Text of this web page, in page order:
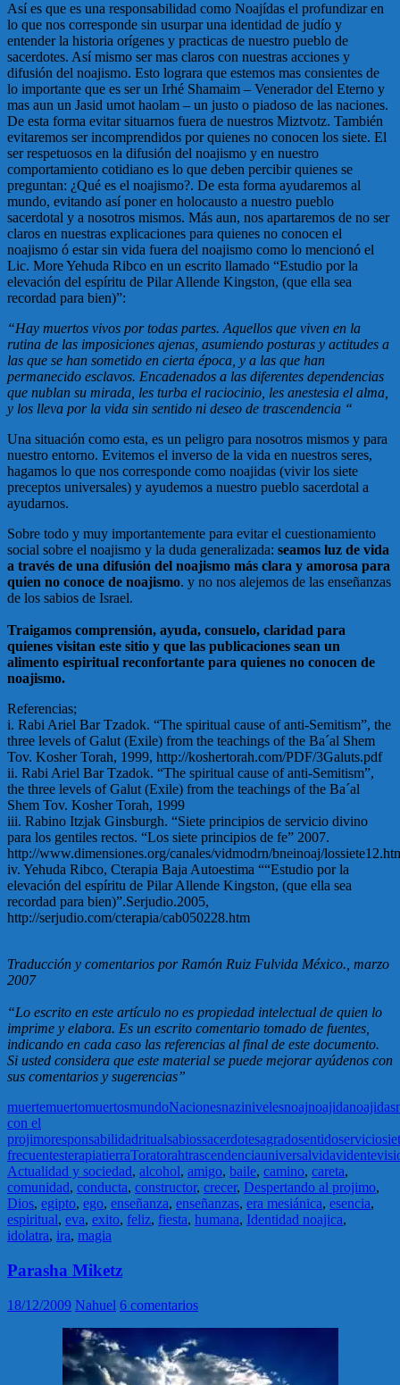
Así es que es una responsabilidad como Noajídas el profundizar en
lo que nos corresponde sin usurpar una identidad de judío y
entender la historia orígenes y practicas de nuestro pueblo de
sacerdotes. Así mismo ser mas claros con nuestras acciones y
difusión del noajismo. Esto lograra que estemos mas consientes de
lo importante que es ser un Irhé Shamaim – Venerador del Eterno y
mas aun un Jasid umot haolam – un justo o piadoso de las naciones.
De esta forma evitar situarnos fuera de nuestros Miztvotz. También
evitaremos ser incomprendidos por quienes no conocen los siete. El
ser respetuosos en la difusión del noajismo y en nuestro
comportamiento cotidiano es lo que deben percibir quienes se
preguntan: ¿Qué es el noajismo?. De esta forma ayudaremos al
mundo, evitando así poner en holocausto a nuestro pueblo
sacerdotal y a nosotros mismos. Más aun, nos apartaremos de no ser
claros en nuestras explicaciones para quienes no conocen el
noajismo ó estar sin vida fuera del noajismo como lo mencionó el
Lic. More Yehuda Ribco en un escrito llamado “Estudio por la
elevación del espíritu de Pilar Allende Kingston, (que ella sea
recordad para bien)”:
“Hay muertos vivos por todas partes. Aquellos que viven en la
rutina de las imposiciones ajenas, asumiendo posturas y actitudes a
las que se han sometido en cierta época, y a las que han
permanecido esclavos. Encadenados a las diferentes dependencias
que nublan su mirada, les turba el raciocinio, les anestesia el alma,
y los lleva por la vida sin sentido ni deseo de trascendencia “
Una situación como esta, es un peligro para nosotros mismos y para
nuestro entorno. Evitemos el inverso de la vida en nuestros seres,
hagamos lo que nos corresponde como noajidas (vivir los siete
preceptos universales) y ayudemos a nuestro pueblo sacerdotal a
ayudarnos.
Sobre todo y muy importantemente para evitar el cuestionamiento
social sobre el noajismo y la duda generalizada: seamos luz de vida
a través de una difusión del noajismo más clara y amorosa para
quien no conoce de noajismo. y no nos alejemos de las enseñanzas
de los sabios de Israel.
Traigamos comprensión, ayuda, consuelo, claridad para
quienes visitan este sitio y que las publicaciones sean un
alimento espiritual reconfortante para quienes no conocen de
noajismo.
Referencias;
i. Rabi Ariel Bar Tzadok. “The spiritual cause of anti-Semitism”, the
three levels of Galut (Exile) from the teachings of the Ba´al Shem
Tov. Kosher Torah, 1999, http://koshertorah.com/PDF/3Galuts.pdf
ii. Rabi Ariel Bar Tzadok. “The spiritual cause of anti-Semitism”,
the three levels of Galut (Exile) from the teachings of the Ba´al
Shem Tov. Kosher Torah, 1999
iii. Rabino Itzjak Ginsburgh. “Siete principios de servicio divino
para los gentiles rectos. “Los siete principios de fe” 2007.
http://www.dimensiones.org/canales/vidmodrn/bneinoaj/
iv. Yehuda Ribco, Cterapia Baja Autoestima ““Estudio por la
elevación del espíritu de Pilar Allende Kingston, (que ella sea
recordad para bien)”.Serjudio.2005,
http://serjudio.com/cterapia/cab050228.htm
Traducción y comentarios por Ramón Ruiz Fulvida México., marzo
2007
“Lo escrito en este artículo no es propiedad intelectual de quien lo
imprime y elabora. Es un escrito comentario tomado de fuentes,
indicando en cada caso las referencias al final de este documento.
Si usted considera que este material se puede mejorar ayúdenos con
sus comentarios y sugerencias”
muertemuertomuertosmundoNacionesnazinivelesnoajnoajidanoajidas
con el
projimoresponsabilidadritualsabiossacerdotesagradosentidoservicio
frecuentesterapiatierraToratorahtrascendenciauniversalvidavidente
Actualidad y sociedad, alcohol, amigo, baile, camino, careta,
comunidad, conducta, constructor, crecer, Despertando al projimo,
Dios, egipto, ego, enseñanza, enseñanzas, era mesiánica, esencia,
espiritual, eva, exito, feliz, fiesta, humana, Identidad noajica,
idolatra, ira, magia
Parasha Miketz
18/12/2009 Nahuel 6 comentarios